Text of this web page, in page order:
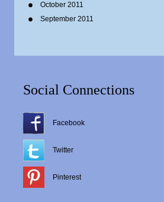
October 2011
September 2011
Social Connections
Facebook
Twitter
Pinterest